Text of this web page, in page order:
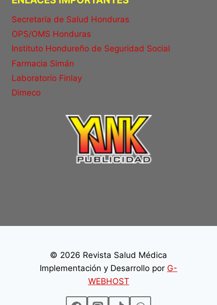
Secretaría de Salud Honduras
OPS/OMS Honduras
Instituto Hondureño de Seguridad Social
Farmacia Simán
Laboratorio Finlay
Dimeco
© 2026 Revista Salud Médica
Implementación y Desarrollo por G-
WEBHOST